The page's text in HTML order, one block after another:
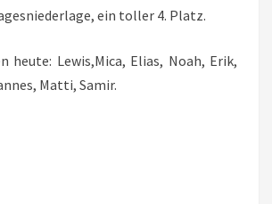
ein toller 4. Platz.
heute: Lewis,Mica, Elias, Noah, Erik,
Matti, Samir.